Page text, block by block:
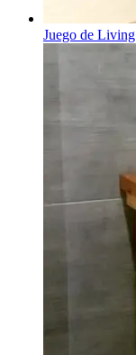
Juego de Living